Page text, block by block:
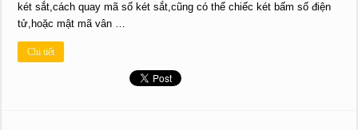
két sắt,cách quay mã số két sắt,cũng có thể chiếc két bấm số điện
tử,hoặc mật mã vân …
Chi tiết